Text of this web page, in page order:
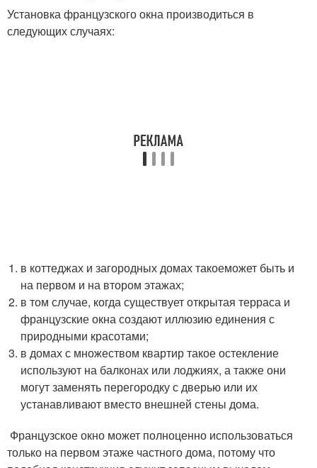
Установка французского окна производиться в
следующих случаях:
в коттеджах и загородных домах такоеможет быть и
на первом и на втором этажах;
в том случае, когда существует открытая терраса и
французские окна создают иллюзию единения с
природными красотами;
в домах с множеством квартир такое остекление
используют на балконах или лоджиях, а также они
могут заменять перегородку с дверью или их
устанавливают вместо внешней стены дома.
Французское окно может полноценно использоваться
только на первом этаже частного дома, потому что